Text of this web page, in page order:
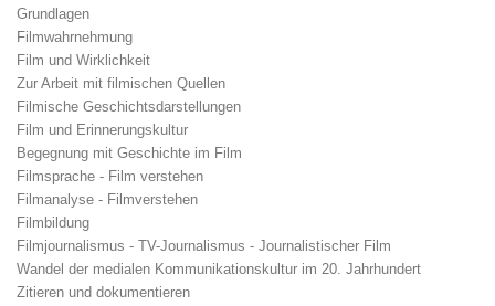
Grundlagen
Filmwahrnehmung
Film und Wirklichkeit
Zur Arbeit mit filmischen Quellen
Filmische Geschichtsdarstellungen
Film und Erinnerungskultur
Begegnung mit Geschichte im Film
Filmsprache - Film verstehen
Filmanalyse - Filmverstehen
Filmbildung
Filmjournalismus - TV-Journalismus - Journalistischer Film
Wandel der medialen Kommunikationskultur im 20. Jahrhundert
Zitieren und dokumentieren